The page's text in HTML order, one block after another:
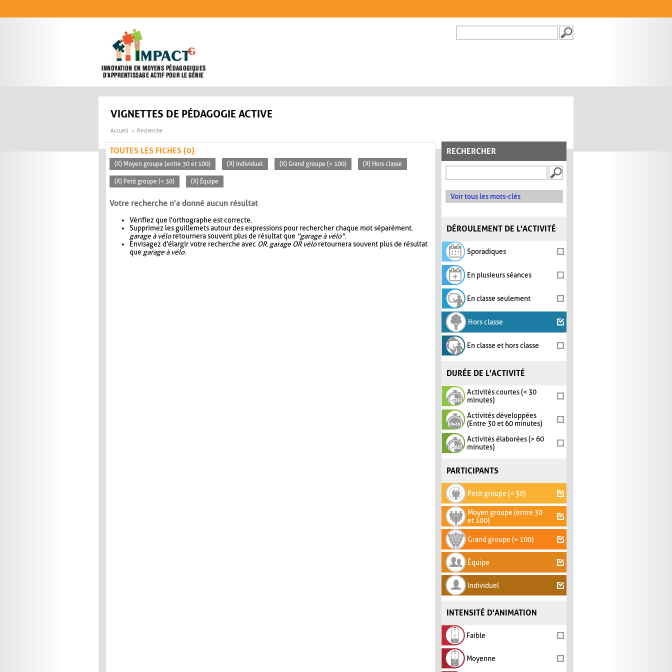
FORMULAIRE DE
VIGNETTES DE PÉDAGOGIE ACTIVE
Accueil Recherche
RECHERCHER
Voir tous les mots-clés
DÉROULEMENT DE L'ACTIVITÉ
Sporadiques
En plusieurs séances
En classe seulement
Hors classe
En classe et hors classe
DURÉE DE L'ACTIVITÉ
Activités courtes (< 30
minutes)
Activités développées
(Entre 30 et 60 minutes)
Activités élaborées (> 60
minutes)
PARTICIPANTS
Petit groupe (< 30)
Moyen groupe (entre 30
et 100)
Grand groupe (> 100)
Équipe
Individuel
INTENSITÉ D'ANIMATION
Faible
Moyenne
TOUTES LES FICHES (0)
(X) Moyen groupe (entre 30 et 100) (X) Individuel (X) Grand groupe (> 100) (X) Hors classe
(X) Petit groupe (< 30) (X) Équipe
Votre recherche n'a donné aucun résultat
Vérifiez que l'orthographe est correcte.
Supprimez les guillemets autour des expressions pour rechercher chaque mot séparément.
garage à véloretournera souvent plus de résultat que "garage à vélo".
Envisagez d'élargir votre recherche avec OR. garage OR véloretournera souvent plus de résultat
que garage à vélo.